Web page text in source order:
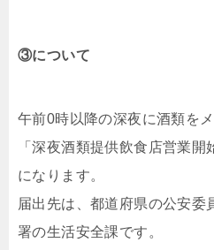
③について
午前0時以降の深夜に酒類を
「深夜酒類提供飲食店営業
になります。
届出先は、都道府県の公安委
署の生活安全課です。